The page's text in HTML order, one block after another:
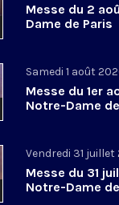
Messe du 2
Dame de Paris
Samedi 1 août
Messe du 1er
Notre-Dame
Vendredi 31 juillet
Messe du 31
Notre-Dame